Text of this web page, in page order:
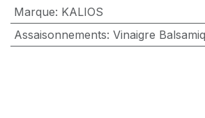
Marque: KALIOS
Assaisonnements: Vinaigre